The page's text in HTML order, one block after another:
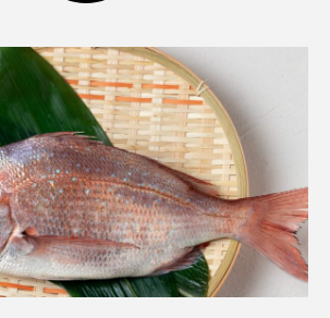
アオウオ アオザメ
アカアジ アカカサゴ
アカザ アカハタ
アカメ アクアリウム
アザアシ アシカ アジ